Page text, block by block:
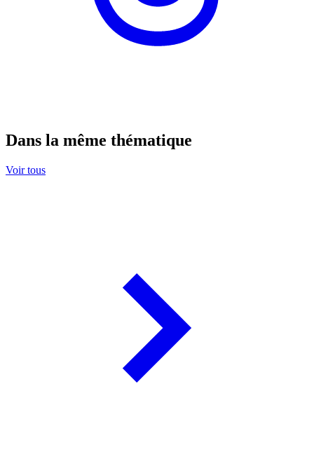
Dans la même thématique
Voir tous